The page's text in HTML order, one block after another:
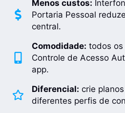
Menos custos:
Portaria Pessoal
central.
Comodidade: todos os
Controle de Acesso
app.
Diferencial: crie
diferentes perfis de